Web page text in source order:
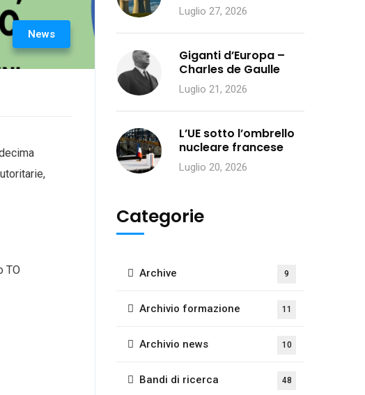
News
TO
Luglio 27, 2026
Giganti d’Europa –
Charles de Gaulle
Luglio 21, 2026
L’UE sotto l’ombrello
nucleare francese
Luglio 20, 2026
Categorie
Archive 9
Archivio formazione 11
Archivio news 10
Bandi di ricerca 48